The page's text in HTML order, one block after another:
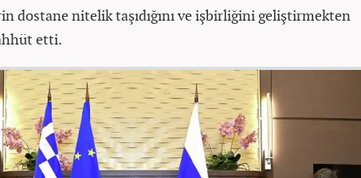
dostane nitelik taşıdığını ve işbirliğini geliştirmekten
etti.